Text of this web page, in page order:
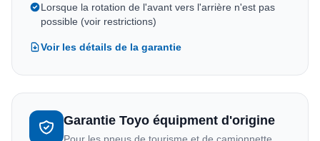
Lorsque la rotation de l'avant vers l'arrière n'est pas
possible (voir restrictions)
Voir les détails de la garantie
Garantie Toyo équipment d'origine
Pour les pneus de tourisme et de camionnette